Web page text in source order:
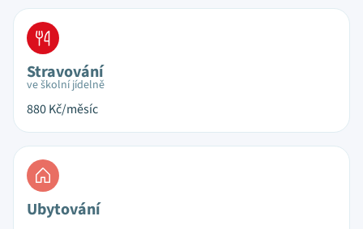
Stravování
ve školní jídelně
880Kč/měsíc
Ubytování